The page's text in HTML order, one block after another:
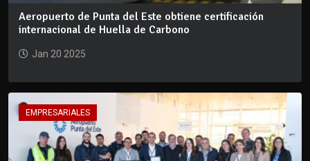
Aeropuerto de Punta del Este obtiene certificación
internacional de Huella de Carbono
Jan 20 2025
EMPRESARIALES